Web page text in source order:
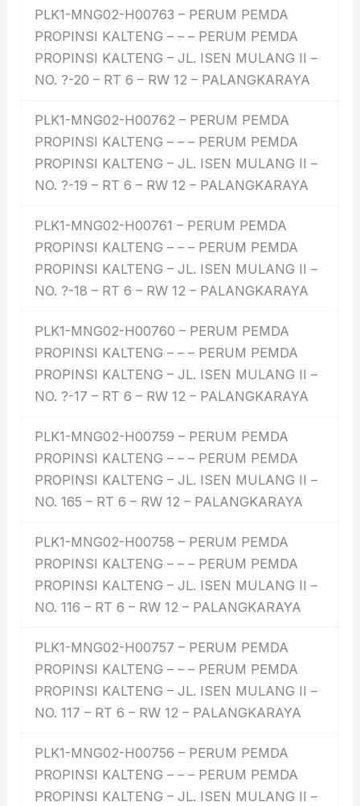
PLK1-MNG02-H00763 – PERUM PEMDA
PROPINSI KALTENG – – – PERUM PEMDA
PROPINSI KALTENG – JL. ISEN MULANG II –
NO. ?-20 – RT 6 – RW 12 – PALANGKARAYA
PLK1-MNG02-H00762 – PERUM PEMDA
PROPINSI KALTENG – – – PERUM PEMDA
PROPINSI KALTENG – JL. ISEN MULANG II –
NO. ?-19 – RT 6 – RW 12 – PALANGKARAYA
PLK1-MNG02-H00761 – PERUM PEMDA
PROPINSI KALTENG – – – PERUM PEMDA
PROPINSI KALTENG – JL. ISEN MULANG II –
NO. ?-18 – RT 6 – RW 12 – PALANGKARAYA
PLK1-MNG02-H00760 – PERUM PEMDA
PROPINSI KALTENG – – – PERUM PEMDA
PROPINSI KALTENG – JL. ISEN MULANG II –
NO. ?-17 – RT 6 – RW 12 – PALANGKARAYA
PLK1-MNG02-H00759 – PERUM PEMDA
PROPINSI KALTENG – – – PERUM PEMDA
PROPINSI KALTENG – JL. ISEN MULANG II –
NO. 165 – RT 6 – RW 12 – PALANGKARAYA
PLK1-MNG02-H00758 – PERUM PEMDA
PROPINSI KALTENG – – – PERUM PEMDA
PROPINSI KALTENG – JL. ISEN MULANG II –
NO. 116 – RT 6 – RW 12 – PALANGKARAYA
PLK1-MNG02-H00757 – PERUM PEMDA
PROPINSI KALTENG – – – PERUM PEMDA
PROPINSI KALTENG – JL. ISEN MULANG II –
NO. 117 – RT 6 – RW 12 – PALANGKARAYA
PLK1-MNG02-H00756 – PERUM PEMDA
PROPINSI KALTENG – – – PERUM PEMDA
PROPINSI KALTENG – JL. ISEN MULANG II –